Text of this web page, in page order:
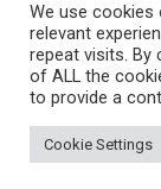
We use
relevant
repeat visits. By
of ALL the
to provide a
Cookie Settings